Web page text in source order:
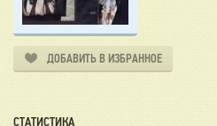
ДОБАВИТЬ В ИЗБРАННОЕ
СТАТИСТИКА